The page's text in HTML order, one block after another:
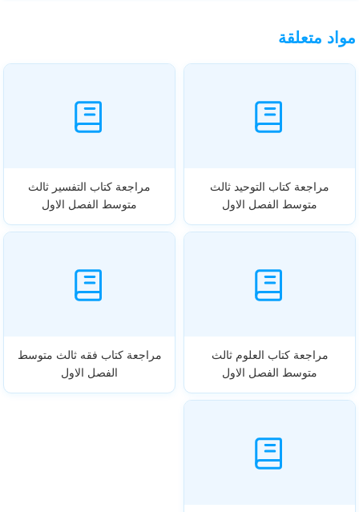
مواد متعلقة
مراجعة كتاب التوحيد ثالث
متوسط الفصل الاول
مراجعة كتاب التفسير ثالث
متوسط الفصل الاول
مراجعة كتاب العلوم ثالث
متوسط الفصل الاول
مراجعة كتاب فقه ثالث متوسط
الفصل الاول